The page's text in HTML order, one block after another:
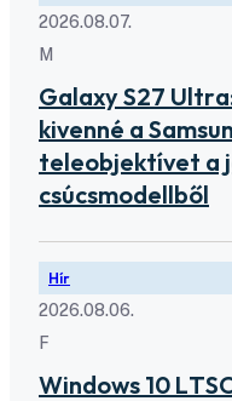
2026.08.07.
M
Galaxy S27
kivenné a
teleobjektívet a
csúcsmodellből
Hír
2026.08.06.
F
Windows 10